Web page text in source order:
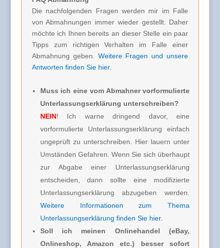
Die nachfolgenden Fragen werden mir im Falle
von Abmahnungen immer wieder gestellt. Daher
möchte ich Ihnen bereits an dieser Stelle ein paar
Tipps zum richtigen Verhalten im Falle einer
Abmahnung geben. Weitere Fragen und unsere
Antworten finden Sie hier.
Muss ich eine vom Abmahner vorformulierte
Unterlassungserklärung unterschreiben?
NEIN! Ich warne dringend davor, eine
vorformulierte Unterlassungserklärung einfach
ungeprüft zu unterschreiben. Hier lauern unter
Umständen Gefahren. Wenn Sie sich überhaupt
zur Abgabe einer Unterlassungserklärung
entscheiden, dann sollte eine modifizierte
Unterlassungserklärung abzugeben werden.
Weitere Informationen zum Thema
Unterlassungserklärung finden Sie hier.
Soll ich meinen Onlinehandel (eBay,
Onlineshop, Amazon etc.) besser sofort